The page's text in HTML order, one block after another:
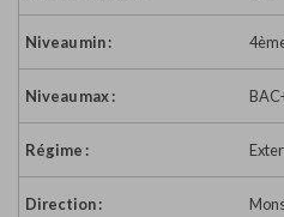
Niveau min :
Niveau max :
Régime :
Direction :